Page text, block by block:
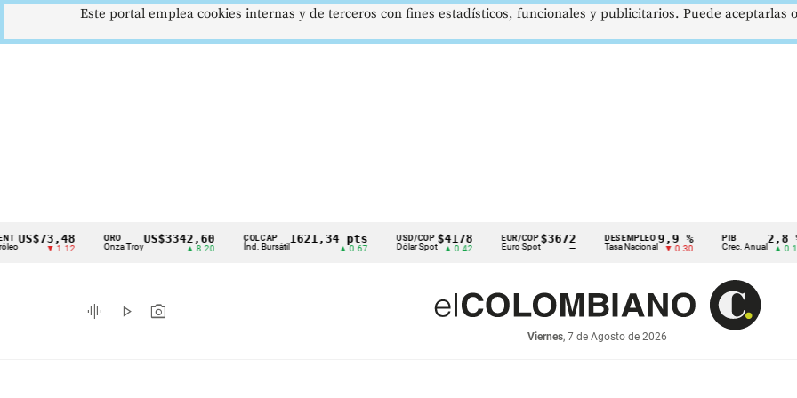
Cintillo
indicadores
económicos
▼ 1.12
ORO
Onza Troy
US$3342,60 COLCAP
Índ. Bursátil
1621,34 pts USD/COP
Dólar Spot
$4178
▲ 0.42
EUR/COP
Euro Spot
$3672
—
DESEMPLEO
Tasa Nacional
9,9 %
▼ 0.30
PIB
Crec. Anual
2,8 %
▲ 0.10
graphic_eq play_arrow photo_camera
Viernes, 7 de Agosto de 2026
Este portal emplea cookies internas y de terceros con fines estadísticos, funcionales y publicitarios. Puede aceptarlas